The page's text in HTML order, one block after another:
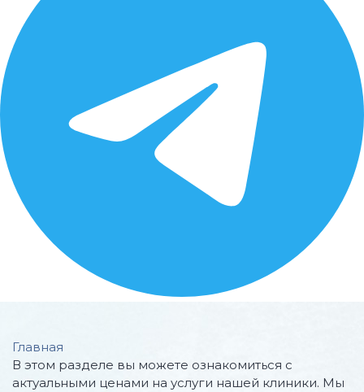
Главная
В этом разделе вы можете ознакомиться с
актуальными ценами на услуги нашей клиники. Мы